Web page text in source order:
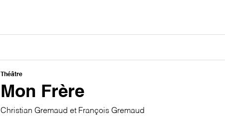
Théâtre
Mon Frère
Christian Gremaud et François Gremaud